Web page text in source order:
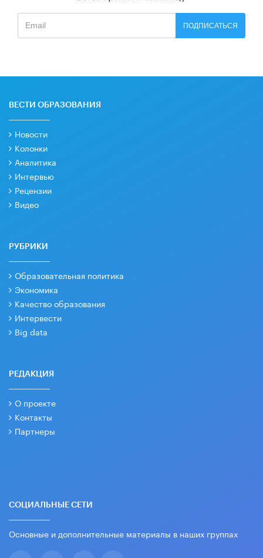
ПОДПИСАТЬСЯ
ВЕСТИ ОБРАЗОВАНИЯ
Новости
Колонки
Аналитика
Интервью
Рецензии
Видео
РУБРИКИ
Образовательная политика
Экономика
Качество образования
Интервести
Big data
РЕДАКЦИЯ
О проекте
Контакты
Партнеры
СОЦИАЛЬНЫЕ СЕТИ
Основные и дополнительные материалы в наших группах